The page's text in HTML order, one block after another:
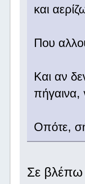
και
Που
Και αν
πήγαινα,
Οπότε,
Σε βλέπω